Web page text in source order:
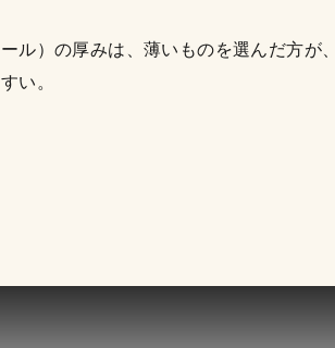
ル）の厚みは、薄いものを選んだ方が
い。